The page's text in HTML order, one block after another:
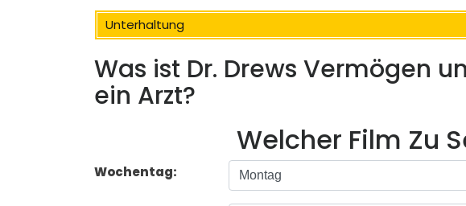
Unterhaltung
Was ist Dr. Drews Vermögen
ein Arzt?
Welcher Film Zu
Wochentag: